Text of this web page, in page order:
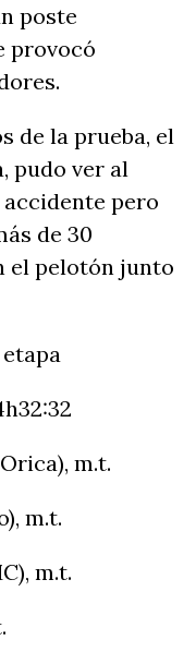
poste
provocó
de la prueba, el
pudo ver al
pero
de 30
el pelotón junto
m.t.
m.t.
m.t.